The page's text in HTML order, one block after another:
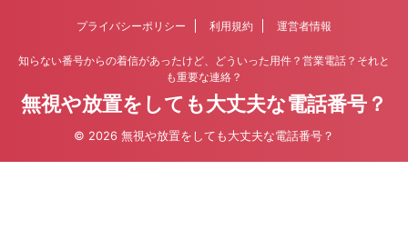
プライバシーポリシー 利用規約 運営者情報
知らない番号からの着信があったけど、どういった用件？営業電話？それと
も重要な連絡？
無視や放置をしても大丈夫な電話番号？
© 2026 無視や放置をしても大丈夫な電話番号？